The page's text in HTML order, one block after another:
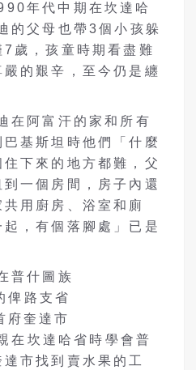
年代中期在坎達哈
的父母也帶3個小孩躲
歲，孩童時期看盡難
的艱辛，至今仍是纏
在阿富汗的家和所有
基斯坦時他們「什麼
下來的地方都難，父
一個房間，房子內還
用廚房、浴室和廁
，有個落腳處」已是
普什圖族
俾路支省
奎達市
在坎達哈省時學會普
市找到賣水果的工